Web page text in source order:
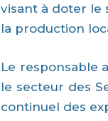
visant à doter le
la production
Le responsable
le secteur des
continuel des